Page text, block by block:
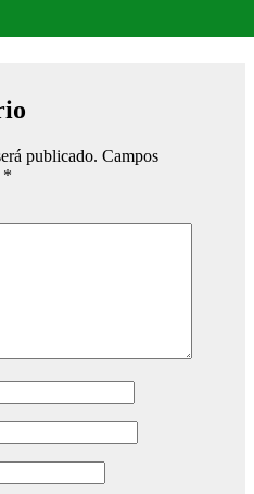
publicado. Campos
*